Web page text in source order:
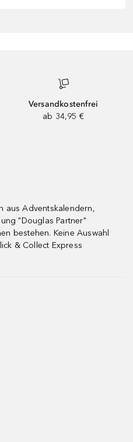
Versandkostenfrei
ab 34,95 €
aus Adventskalendern,
"Douglas Partner"
bestehen. Keine Auswahl
& Collect Express